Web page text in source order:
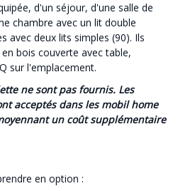
d'un séjour, d'une salle de
chambre avec un lit double
avec deux lits simples (90). Ils
bois couverte avec table,
sur l'emplacement.
ne sont pas fournis. Les
acceptés dans les mobil home
un coût supplémentaire
en option :